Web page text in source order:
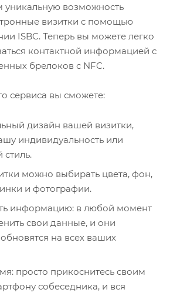
уникальную возможность
визитки с помощью
ISBC. Теперь вы можете легко
контактной информацией с
брелоков с NFC.
сервиса вы сможете:
дизайн вашей визитки,
индивидуальность или
можно выбирать цвета, фон,
и фотографии.
информацию: в любой момент
свои данные, и они
на всех ваших
просто прикоснитесь своим
собеседника, и вся